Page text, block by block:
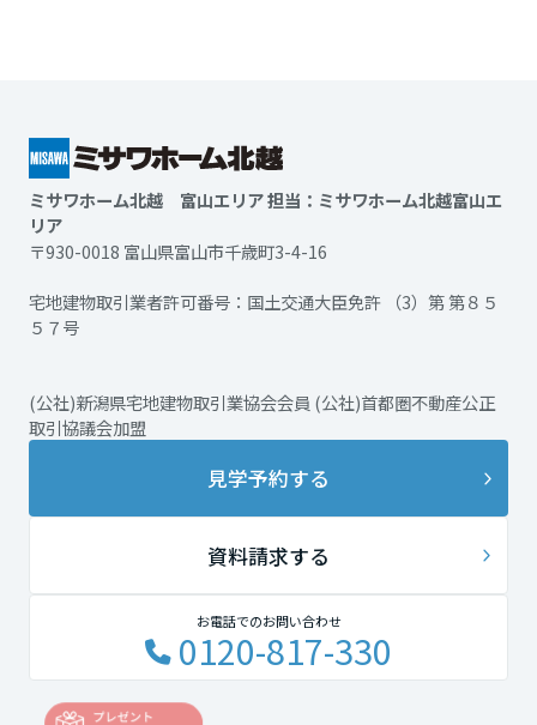
ミサワホーム北越 富山エリア 担当：ミサワホーム北越富山エ
リア
〒930-0018 富山県富山市千歳町3-4-16
宅地建物取引業者許可番号：国土交通大臣免許 （3）第 第８５
５７号
(公社)新潟県宅地建物取引業協会会員 (公社)首都圏不動産公正
取引協議会加盟
見学予約する
資料請求する
お電話でのお問い合わせ
0120-817-330